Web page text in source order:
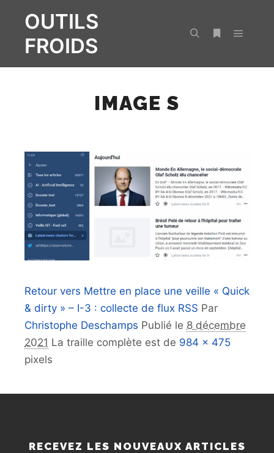
OUTILS
FROIDS
IMAGE S
Retour vers Mettre en place une veille « Quick
& dirty » – I-3 : collecte de flux RSS Par
Christophe Deschamps Publié le 8 décembre
2021 La traille complète est de 984 × 475
pixels
RECEVEZ LES NOUVEAUX ARTICLES